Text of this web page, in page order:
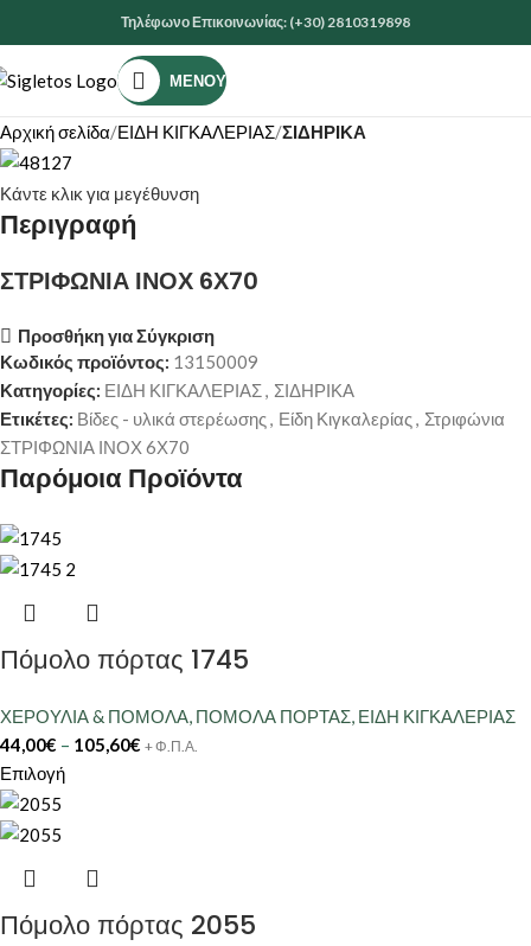
Τηλέφωνο Επικοινωνίας: (+30) 2810319898
ΜΕΝΟΎ
Αρχική σελίδα ΕΙΔΗ ΚΙΓΚΑΛΕΡΙΑΣ ΣΙΔΗΡΙΚΑ
Κάντε κλικ για μεγέθυνση
Περιγραφή
ΣΤΡΙΦΩΝΙΑ ΙΝΟΧ 6Χ70
Προσθήκη για Σύγκριση
Κωδικός προϊόντος: 13150009
Κατηγορίες: ΕΙΔΗ ΚΙΓΚΑΛΕΡΙΑΣ, ΣΙΔΗΡΙΚΑ
Ετικέτες: Βίδες - υλικά στερέωσης, Είδη Κιγκαλερίας, Στριφώνια
ΣΤΡΙΦΩΝΙΑ ΙΝΟΧ 6Χ70
Παρόμοια Προϊόντα
Πόμολο πόρτας 1745
ΧΕΡΟΥΛΙΑ & ΠΟΜΟΛΑ, ΠΟΜΟΛΑ ΠΟΡΤΑΣ, ΕΙΔΗ ΚΙΓΚΑΛΕΡΙΑΣ
44,00€ – 105,60€ + Φ.Π.Α.
Επιλογή
Πόμολο πόρτας 2055